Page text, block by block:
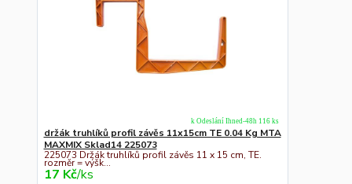
držák truhlíků profil závěs 11x15cm TE 0.04 Kg MTA
MAXMIX Sklad14 225073
225073 Držák truhlíků profil závěs 11 x 15 cm, TE.
rozměr = výšk...
17 Kč/ks
k Odeslání Ihned-48h 116 ks